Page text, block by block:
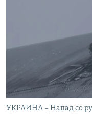
УКРАИНА – Напад со